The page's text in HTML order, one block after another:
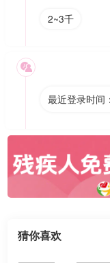
2~3千

最近登录时间
猜你喜欢